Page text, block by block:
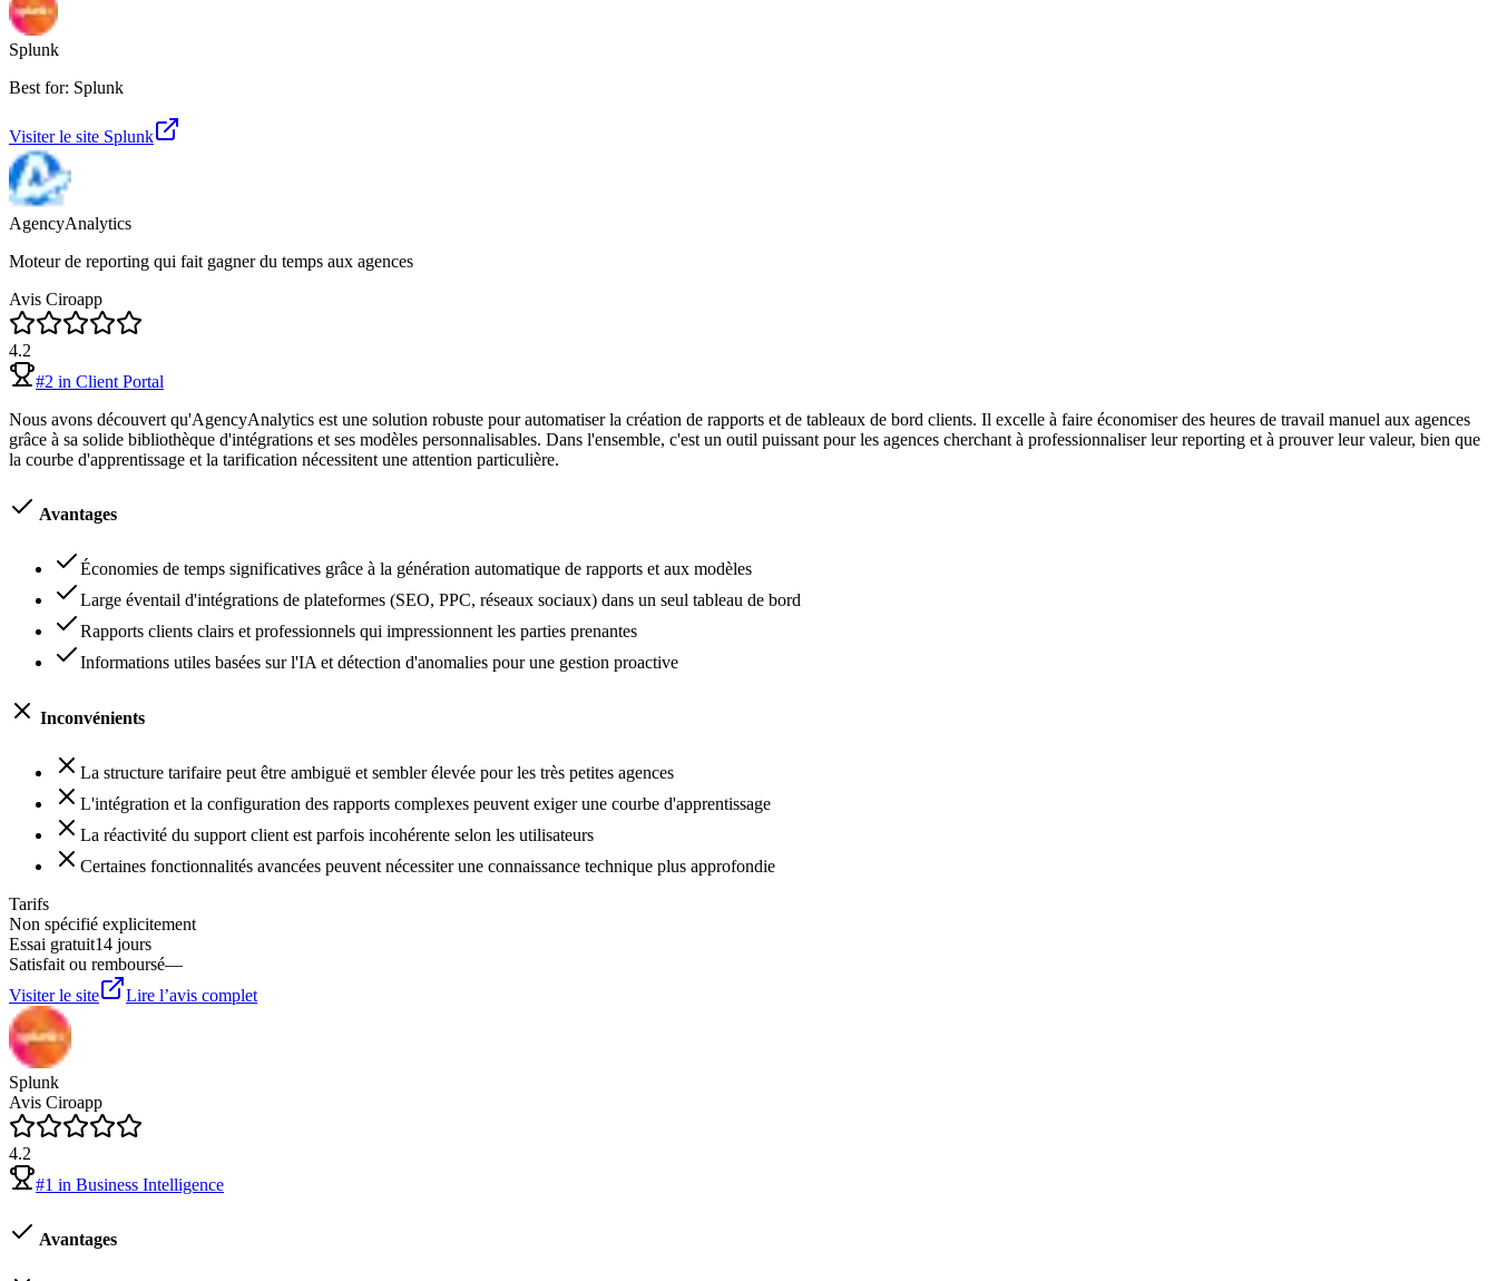
Splunk
Best for: Splunk
Visiter le site Splunk
AgencyAnalytics
Moteur de reporting qui fait gagner du temps aux agences
Avis Ciroapp
4.2
#2 in Client Portal
Nous avons découvert qu'AgencyAnalytics est une solution robuste pour automatiser la création de rapports et de tableaux de bord clients. Il excelle à faire économiser des heures de travail manuel aux agences
grâce à sa solide bibliothèque d'intégrations et ses modèles personnalisables. Dans l'ensemble, c'est un outil puissant pour les agences cherchant à professionnaliser leur reporting et à prouver leur valeur, bien que
la courbe d'apprentissage et la tarification nécessitent une attention particulière.
Avantages
Économies de temps significatives grâce à la génération automatique de rapports et aux modèles
Large éventail d'intégrations de plateformes (SEO, PPC, réseaux sociaux) dans un seul tableau de bord
Rapports clients clairs et professionnels qui impressionnent les parties prenantes
Informations utiles basées sur l'IA et détection d'anomalies pour une gestion proactive
Inconvénients
La structure tarifaire peut être ambiguë et sembler élevée pour les très petites agences
L'intégration et la configuration des rapports complexes peuvent exiger une courbe d'apprentissage
La réactivité du support client est parfois incohérente selon les utilisateurs
Certaines fonctionnalités avancées peuvent nécessiter une connaissance technique plus approfondie
Tarifs
Non spécifié explicitement
Essai gratuit14 jours
Satisfait ou remboursé—
Visiter le site
Lire l’avis complet
Splunk
Avis Ciroapp
4.2
#1 in Business Intelligence
Avantages